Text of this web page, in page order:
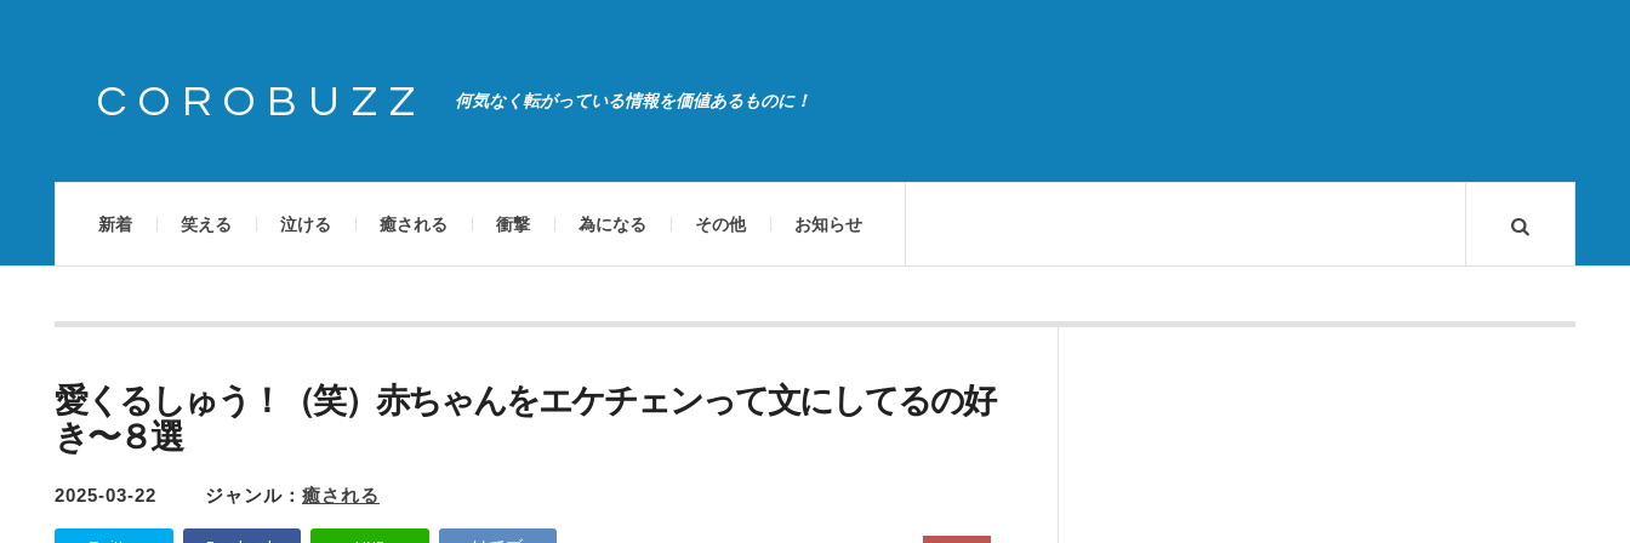
COROBUZZ 何気なく転がっている情報を価値あるものに！
新着 笑える 泣ける 癒される 衝撃 為になる その他 お知らせ
愛くるしゅう！（笑）赤ちゃんをエケチェンって文にしてるの好
き〜８選
2025-03-22 ジャンル： 癒される